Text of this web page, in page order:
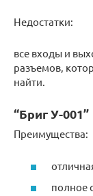
Недостатки:
все входы и
разъемов,
найти.
“Бриг У-001”
Преимущества:
полное